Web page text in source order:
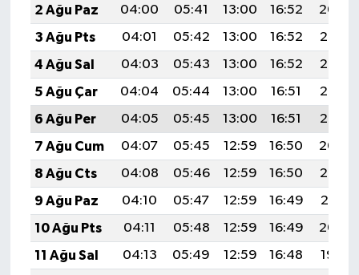
2 Ağu Paz
04:00 05:41 13:00 16:52
20:09
3 Ağu Pts
04:01 05:42 13:00 16:52
20:08
4 Ağu Sal
04:03 05:43 13:00 16:52
20:07
5 Ağu Çar
04:04 05:44 13:00 16:51
20:06
6 Ağu Per
04:05 05:45 13:00 16:51
20:05
7 Ağu Cum
04:07 05:45 12:59 16:50
20:04
8 Ağu Cts
04:08 05:46 12:59 16:50
20:02
9 Ağu Paz
04:10 05:47 12:59 16:49
20:01
10 Ağu Pts
04:11 05:48 12:59 16:49
20:00
11 Ağu Sal
04:13 05:49 12:59 16:48
19:59